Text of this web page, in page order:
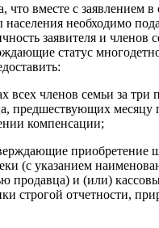
что вместе с заявлением в
необходимо
заявителя и членов
статус
всех членов семьи за три
предшествующих месяцу
компенсации;
приобретение
(с указанием
продавца) и (или)
строгой отчетности,